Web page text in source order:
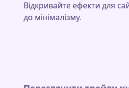
Відкривайте ефекти для
до мінімалізму.